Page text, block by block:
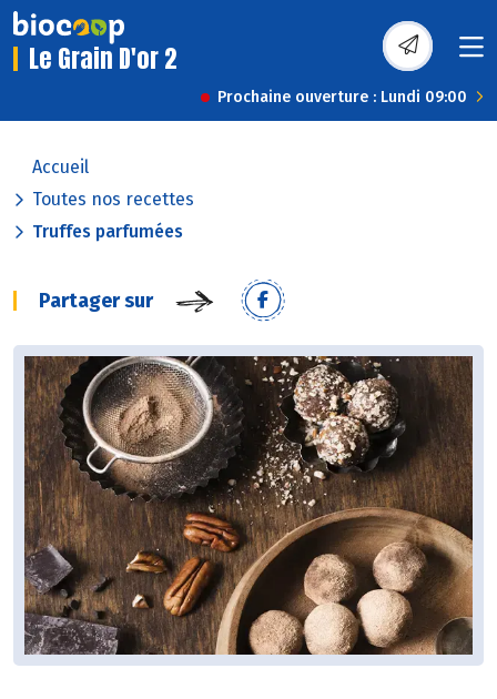
Le Grain D'or 2
Prochaine ouverture : Lundi 09:00
Accueil
Toutes nos recettes
Truffes parfumées
Partager sur